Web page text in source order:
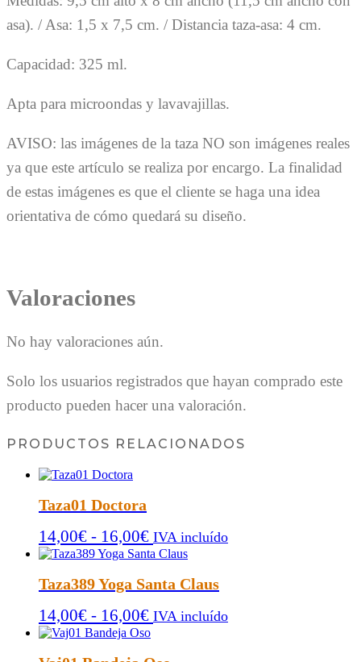
asa). / Asa: 1,5 x 7,5 cm. / Distancia taza-asa: 4 cm.
Capacidad: 325 ml.
Apta para microondas y lavavajillas.
AVISO: las imágenes de la taza NO son imágenes reales
ya que este artículo se realiza por encargo. La finalidad
de estas imágenes es que el cliente se haga una idea
orientativa de cómo quedará su diseño.
Valoraciones
No hay valoraciones aún.
Solo los usuarios registrados que hayan comprado este
producto pueden hacer una valoración.
PRODUCTOS RELACIONADOS
Taza01 Doctora
14,00€ - 16,00€Rango
de
precios:
desde
14,00€
hasta
16,00€
IVA incluído
Taza389 Yoga Santa Claus
14,00€ - 16,00€Rango
de
precios:
IVA incluído